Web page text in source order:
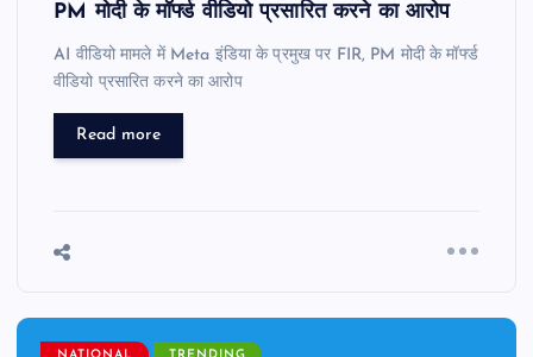
PM मोदी के मॉर्फ्ड वीडियो प्रसारित करने का आरोप
AI वीडियो मामले में Meta इंडिया के प्रमुख पर FIR, PM मोदी के मॉर्फ्ड
वीडियो प्रसारित करने का आरोप
Read more